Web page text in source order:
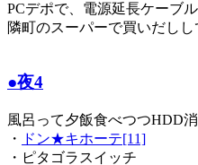
PCデポで、電源延長ケーブ
隣町のスーパーで買いだしし
●夜4
風呂って夕飯食べつつHDD
・
ドン★キホーテ[11]
・ピタゴラスイッチ